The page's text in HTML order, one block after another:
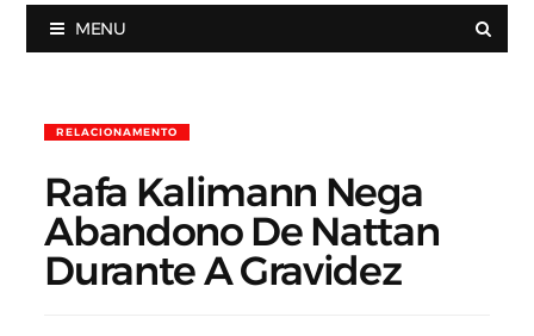
MENU
RELACIONAMENTO
Rafa Kalimann Nega
Abandono De Nattan
Durante A Gravidez